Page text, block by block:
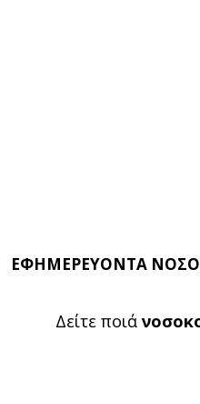
ΕΦΗΜΕΡΕΥΟΝΤΑ
Δείτε ποιά